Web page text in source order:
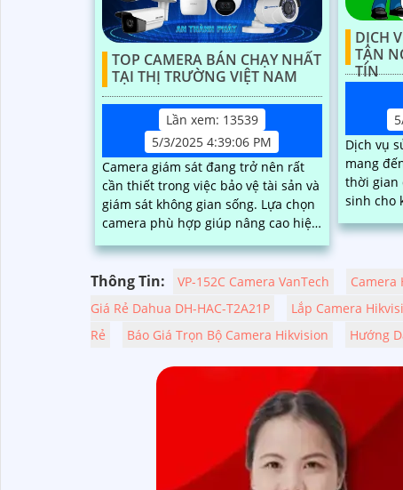
TOP CAMERA BÁN CHẠY NHẤT
TẠI THỊ TRƯỜNG VIỆT NAM
Lần xem: 13539
5/3/2025 4:39:06 PM
Camera giám sát đang trở nên rất
cần thiết trong việc bảo vệ tài sản và
giám sát không gian sống. Lựa chọn
camera phù hợp giúp nâng cao hiệu
quả quan sát, tiết kiệm chi phí và dễ
dàng lắp đặt.
DỊCH
TẬN
TÍN
Dịch vụ
mang
thời gian
sinh cho
được
tại nhà
Thông Tin: VP-152C Camera VanTech Camera
Giá Rẻ Dahua DH-HAC-T2A21P
Lắp Camera
Rẻ
Báo Giá Trọn Bộ Camera Hikvision Hướng